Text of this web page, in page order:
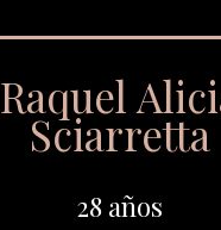
Raquel
Sciarretta
28 años